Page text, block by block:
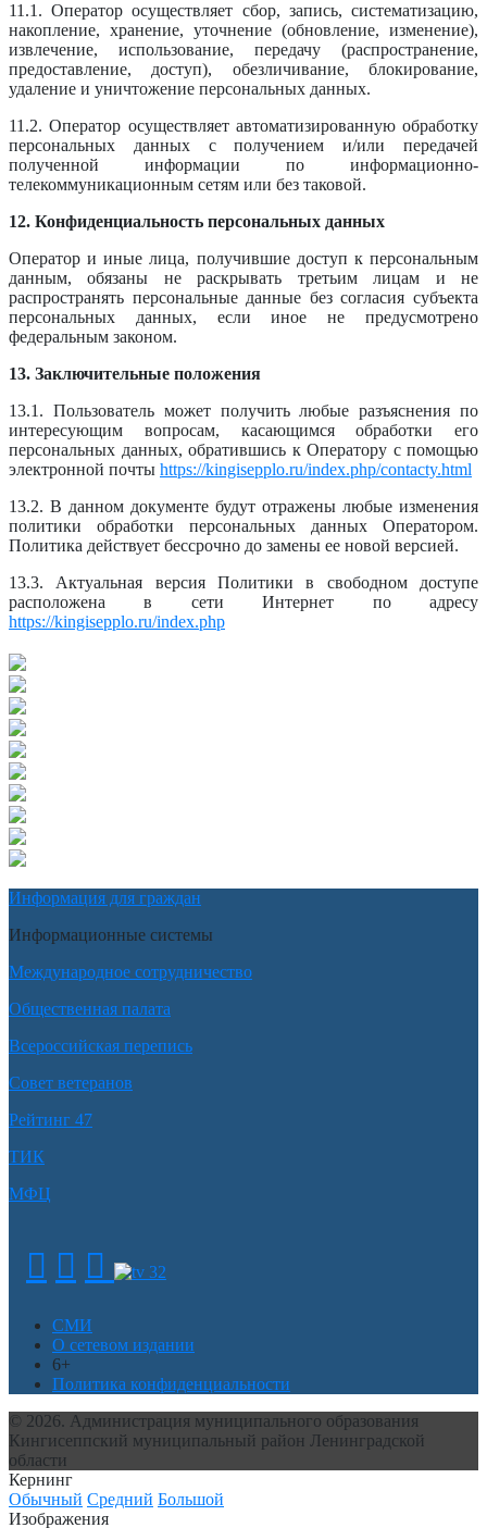
11.1. Оператор осуществляет сбор, запись, систематизацию,
накопление, хранение, уточнение (обновление, изменение),
извлечение, использование, передачу (распространение,
предоставление, доступ), обезличивание, блокирование,
удаление и уничтожение персональных данных.
11.2. Оператор осуществляет автоматизированную обработку
персональных данных с получением и/или передачей
полученной информации по информационно-
телекоммуникационным сетям или без таковой.
12. Конфиденциальность персональных данных
Оператор и иные лица, получившие доступ к персональным
данным, обязаны не раскрывать третьим лицам и не
распространять персональные данные без согласия субъекта
персональных данных, если иное не предусмотрено
федеральным законом.
13. Заключительные положения
13.1. Пользователь может получить любые разъяснения по
интересующим вопросам, касающимся обработки его
персональных данных, обратившись к Оператору с помощью
электронной почты https://kingisepplo.ru/index.php/contacty.html
13.2. В данном документе будут отражены любые изменения
политики обработки персональных данных Оператором.
Политика действует бессрочно до замены ее новой версией.
13.3. Актуальная версия Политики в свободном доступе
расположена в сети Интернет по адресу
https://kingisepplo.ru/index.php
Информация для граждан
Информационные системы
Международное сотрудничество
Общественная палата
Всероссийская перепись
Совет ветеранов
Рейтинг 47
ТИК
МФЦ
СМИ
О сетевом издании
6+
Политика конфиденциальности
© 2026. Администрация муниципального образования
Кингисеппский муниципальный район Ленинградской
области
Кернинг
Обычный Средний Большой
Изображения